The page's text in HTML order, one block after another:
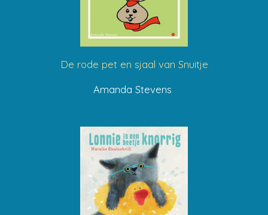
De rode pet en sjaal van Snuitje
Amanda Stevens